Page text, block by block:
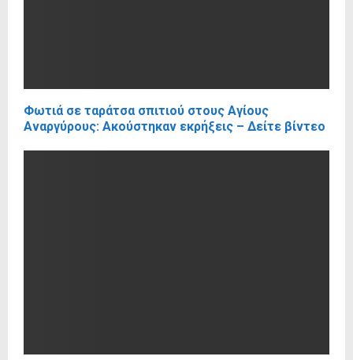
Φωτιά σε ταράτσα σπιτιού στους Αγίους
Αναργύρους: Ακούστηκαν εκρήξεις – Δείτε βίντεο